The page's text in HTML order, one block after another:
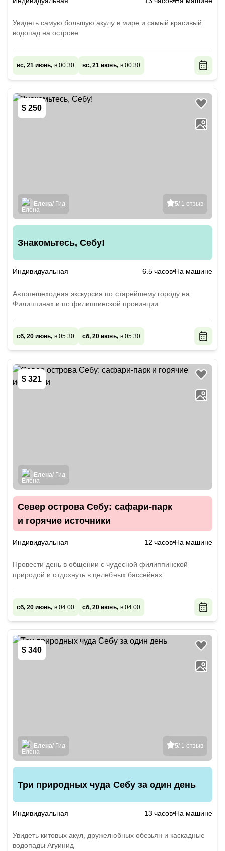
Увидеть самую большую акулу в мире и самый красивый
водопад на острове
вс, 21 июнь, в 00:30 вс, 21 июнь, в 00:30
$ 250
5/ 1 отзыв
Елена/ Гид
Знакомьтесь, Себу!
Индивидуальная 6.5 часов На машине
Автопешеходная экскурсия по старейшему городу на
Филиппинах и по филиппинской провинции
сб, 20 июнь, в 05:30 сб, 20 июнь, в 05:30
$ 321
Елена/ Гид
Север острова Себу: сафари-парк
и горячие источники
Индивидуальная 12 часов На машине
Провести день в общении с чудесной филиппинской
природой и отдохнуть в целебных бассейнах
сб, 20 июнь, в 04:00 сб, 20 июнь, в 04:00
$ 340
5/ 1 отзыв
Елена/ Гид
Три природных чуда Себу за один день
Индивидуальная 13 часов На машине
Увидеть китовых акул, дружелюбных обезьян и каскадные
водопады Агуинид